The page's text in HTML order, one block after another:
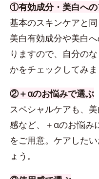
①有効成分・美白へ
基本のスキンケアと
美白有効成分や美白
りますので、自分の
かをチェックしてみま
②＋αのお悩みで選ぶ
スペシャルケアも、
感など、＋αのお悩み
をご用意。ケアした
ょう。